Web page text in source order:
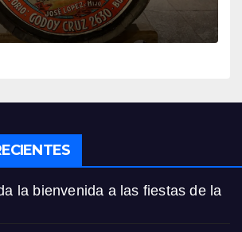
la bienvenida a las fiestas de la